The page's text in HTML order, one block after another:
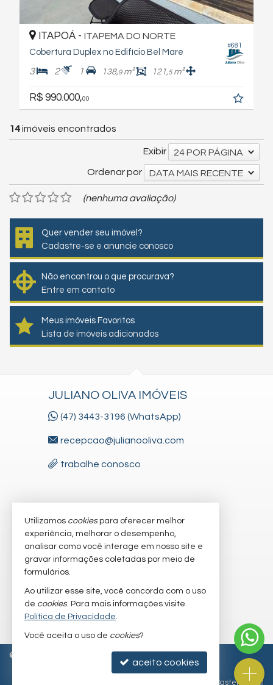
#681
ITAPOÁ - ITAPEMA DO NORTE
Cobertura Duplex no Edifício Bel Mare
3 2 1 138,9m² 121,5m²
R$ 990.000,00
14imóveis encontrados
Exibir
24 POR PÁGINA
Ordenar por
DATA MAIS RECENTE
(nenhuma avaliação)
Quer vender seu imóvel?
Cadastre-se e anuncie conosco
Não encontrou o que procurava?
Entre em contato
Meus imóveis Favoritos
Lista de imóveis adicionados
JULIANO OLIVA IMÓVEIS
(47) 3443-3196 (WhatsApp)
recepcao@julianooliva.com
trabalhe conosco
VEJA MAIS
receba nosso newsletter
cadastre seu imóvel
imóveis favoritos
© Política de Privacidade
: Castel Digital
Utilizamos cookiespara oferecer melhor
experiência, melhorar o desempenho,
analisar como você interage em nosso site e
gravar informações coletadas por meio de
formulários.
Ao utilizar esse site, você concorda com o uso
de cookies. Para mais informações visite
Política de Privacidade.
Você aceita o uso de cookies?
aceito cookies